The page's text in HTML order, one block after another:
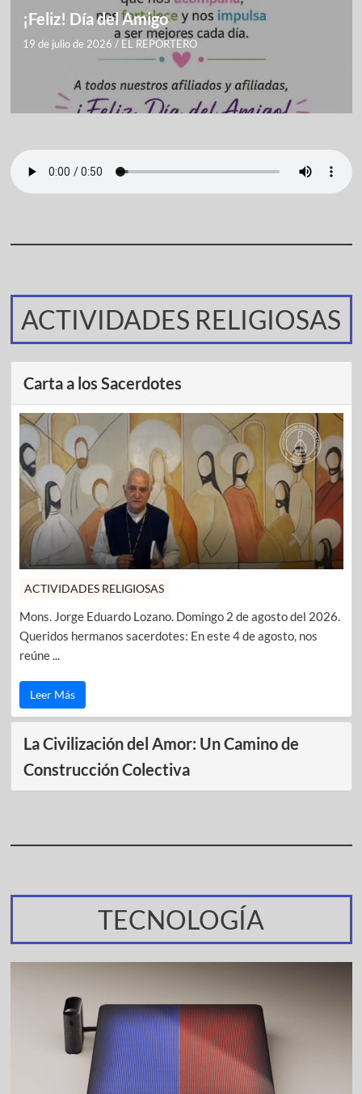
¡Feliz! Día del Amigo
19 de julio de 2026 / EL REPORTERO
ACTIVIDADES RELIGIOSAS
Carta a los Sacerdotes
ACTIVIDADES RELIGIOSAS
Mons. Jorge Eduardo Lozano. Domingo 2 de agosto del 2026.
Queridos hermanos sacerdotes: En este 4 de agosto, nos
reúne ...
Leer Más
La Civilización del Amor: Un Camino de
Construcción Colectiva
TECNOLOGÍA